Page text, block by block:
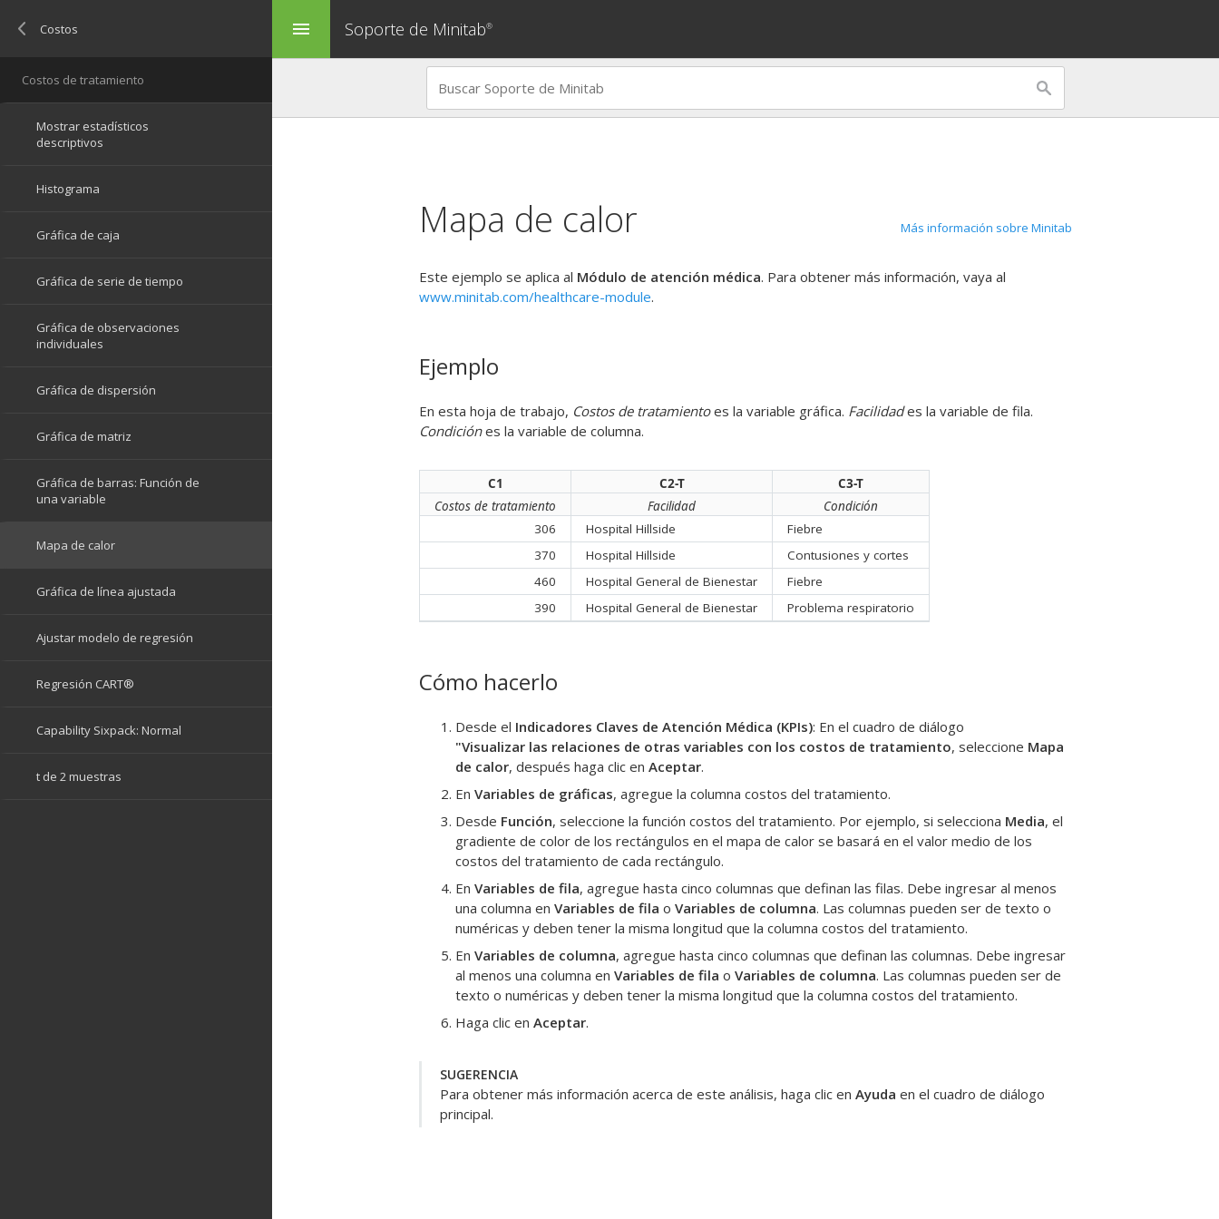
menu Soporte de Minitab®
Mapa de calor Más información sobre Minitab
Este ejemplo se aplica al Módulo de atención médica. Para obtener más información, vaya al
www.minitab.com/healthcare-module.
Ejemplo
En esta hoja de trabajo, Costos de tratamientoes la variable gráfica. Facilidades la variable de fila.
Condiciónes la variable de columna.
C1 C2-T
C3-T
Costos de tratamiento
Facilidad
Condición
306
Hospital Hillside
Fiebre
370
Hospital Hillside
Contusiones y cortes
460
Hospital General de Bienestar
Fiebre
390
Hospital General de Bienestar Problema respiratorio
Cómo hacerlo
Desde el Indicadores Claves de Atención Médica (KPIs): En el cuadro de diálogo
"Visualizar las relaciones de otras variables con los costos de tratamiento, seleccione Mapa
de calor, después haga clic en Aceptar.
En Variables de gráficas, agregue la columna costos del tratamiento.
Desde Función, seleccione la función costos del tratamiento. Por ejemplo, si selecciona Media, el
gradiente de color de los rectángulos en el mapa de calor se basará en el valor medio de los
costos del tratamiento de cada rectángulo.
En Variables de fila, agregue hasta cinco columnas que definan las filas. Debe ingresar al menos
una columna en Variables de fila o Variables de columna. Las columnas pueden ser de texto o
numéricas y deben tener la misma longitud que la columna costos del tratamiento.
En Variables de columna, agregue hasta cinco columnas que definan las columnas. Debe ingresar
al menos una columna en Variables de fila o Variables de columna. Las columnas pueden ser de
texto o numéricas y deben tener la misma longitud que la columna costos del tratamiento.
Haga clic en Aceptar.
SUGERENCIA
Para obtener más información acerca de este análisis, haga clic en Ayuda en el cuadro de diálogo
principal.